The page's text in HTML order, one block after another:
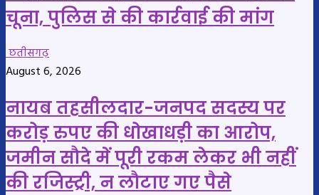
चूना, पुलिस से की कार्रवाई की मांग
छतीसगढ़
August 6, 2026
नायब तहसीलदार-जनपद सदस्य पर
करोड़ रुपए की धोखाधड़ी का आरोप,
जमीन सौदे में पूरी रकम लेकर भी नहीं
की रजिस्ट्री, न लौटाए गए पैसे